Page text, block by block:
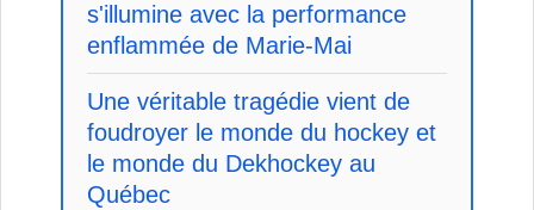
s'illumine avec la performance
enflammée de Marie-Mai
Une véritable tragédie vient de
foudroyer le monde du hockey et
le monde du Dekhockey au
Québec